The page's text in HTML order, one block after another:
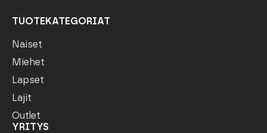
TUOTEKATEGORIAT
Naiset
Miehet
Lapset
Lajit
Outlet
YRITYS